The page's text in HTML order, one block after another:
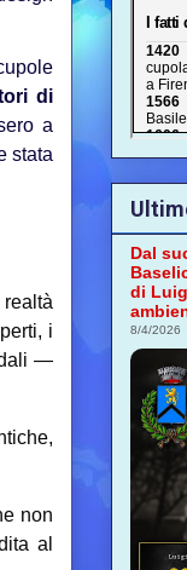
di
a
stata
i
—
non
al
Dal
di
8/4/2026